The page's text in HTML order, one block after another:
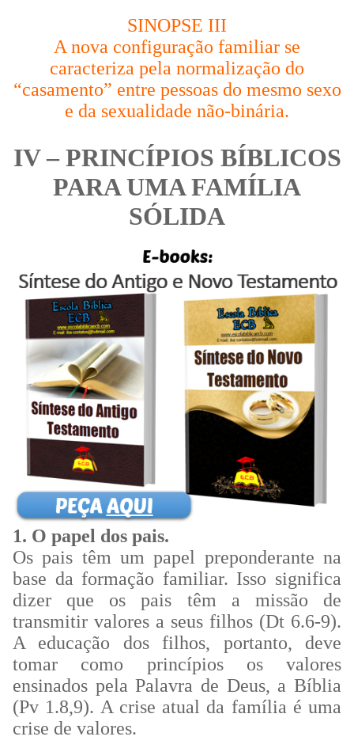
SINOPSE III
A nova configuração familiar se
caracteriza pela normalização do
“casamento” entre pessoas do mesmo sexo
e da sexualidade não-binária.
IV – PRINCÍPIOS BÍBLICOS
PARA UMA FAMÍLIA
SÓLIDA
1. O papel dos pais.
Os pais têm um papel preponderante na
base da formação familiar. Isso significa
dizer que os pais têm a missão de
transmitir valores a seus filhos (Dt 6.6-9).
A educação dos filhos, portanto, deve
tomar como princípios os valores
ensinados pela Palavra de Deus, a Bíblia
(Pv 1.8,9). A crise atual da família é uma
crise de valores.